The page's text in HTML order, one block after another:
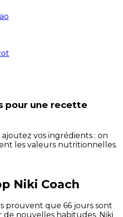
pour une recette
vos ingrédients : on
les valeurs nutritionnelles.
Niki Coach
prouvent que 66 jours sont
de nouvelles habitudes. Niki